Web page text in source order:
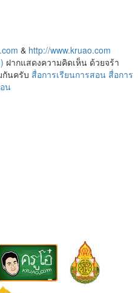
& http://www.kruao.com
ฝากแสดงความคิดเห็น ด้วยจร้า
นครับ สื่อการเรียนการสอน สื่อการ
น